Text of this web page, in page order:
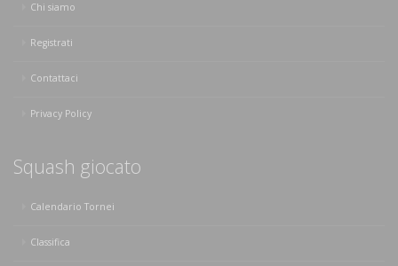
Chi siamo
Registrati
Contattaci
Privacy Policy
Squash giocato
Calendario Tornei
Classifica